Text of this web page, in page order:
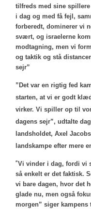
tilfreds med sine
i dag og med få fejl,
forberedt, dominerer vi
svært, og israelerne
modtagning, men vi
og taktik og stå
sejr”
”Det var en rigtig fed
starten, at vi er godt
virker. Vi spiller op til
dagens sejr”, udtalte
landsholdet, Axel
landskampe efter mere
”Vi vinder i dag, fordi vi
så enkelt er det faktisk.
vi bare dagen, hvor det
glade nu, men også
morgen” siger kampens